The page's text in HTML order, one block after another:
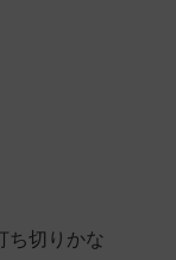
ち切りかな